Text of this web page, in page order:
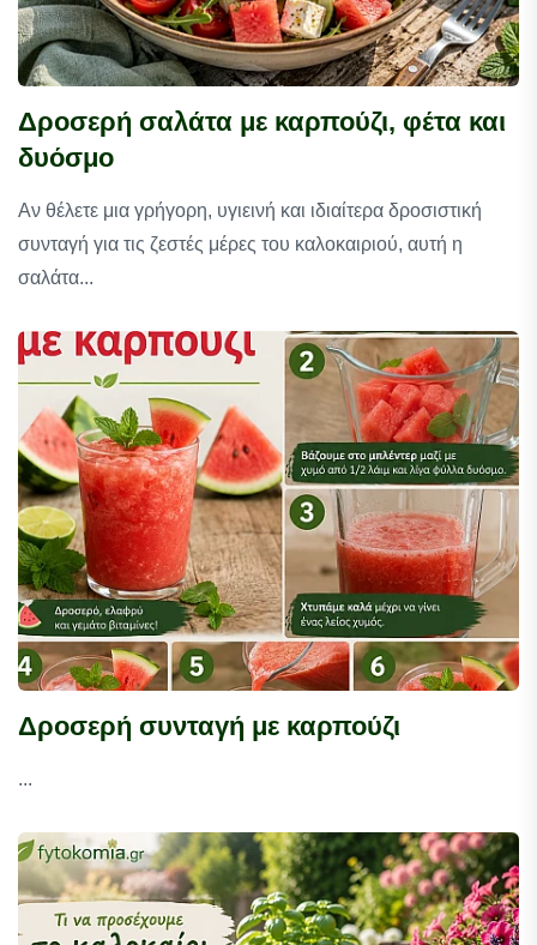
Δροσερή σαλάτα με καρπούζι, φέτα και
δυόσμο
Αν θέλετε μια γρήγορη, υγιεινή και ιδιαίτερα δροσιστική
συνταγή για τις ζεστές μέρες του καλοκαιριού, αυτή η
σαλάτα...
Δροσερή συνταγή με καρπούζι
...